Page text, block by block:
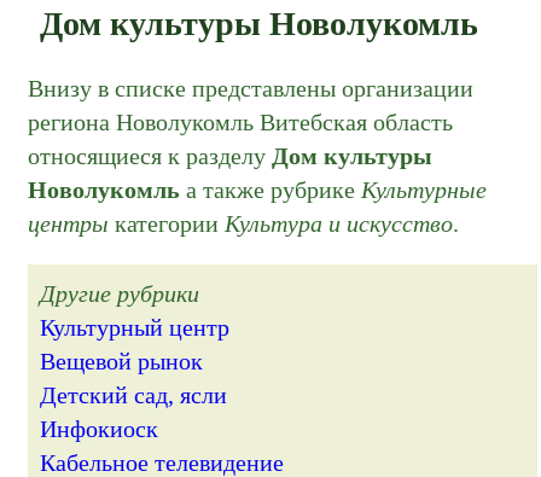
Дом культуры Новолукомль
Внизу в списке представлены организации
региона Новолукомль Витебская область
относящиеся к разделу Дом культуры
Новолукомль а также рубрике Культурные
центры категории Культура и искусство.
Другие рубрики
Культурный центр
Вещевой рынок
Детский сад, ясли
Инфокиоск
Кабельное телевидение